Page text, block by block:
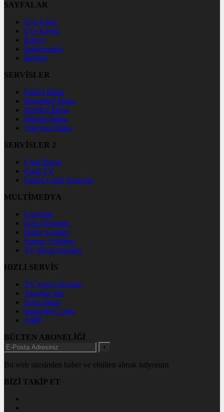
SAYFALAR
Üye Girişi
Üye Kaydı
Künye
Hakkımızda
İletişim
SERVİSLER
Futbol İddaa
Basketbol İddaa
Hentbol İddaa
Bilardo İddaa
Voleybol İddaa
SERVİSLER 2
Canlı Borsa
Canlı TV
Futbol Canlı Sonuçlar
MULTİMEDYA
Gazeteler
Hava Durumu
Haber Gönder
Namaz Vakitleri
TV Yayın Akışları
HIZLI SERVİS
TV Yayın Akışları
Yazarlar Site
Tenis İddaa
Basketbol Canlı
AMP
BÜLTEN ABONELİĞİ
+
Bu web sitesinden haber ve ebülten almak istiyorum
BİZİ TAKİP ET